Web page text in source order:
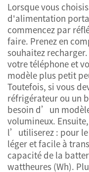
Lorsque vous
d'alimentation
commencez par
faire. Prenez en
souhaitez
votre téléphone et
modèle plus petit
Toutefois, si vous
réfrigérateur ou un
besoin d’un
volumineux.
l’utiliserez : pour
léger et facile à
capacité de la
wattheures (Wh).